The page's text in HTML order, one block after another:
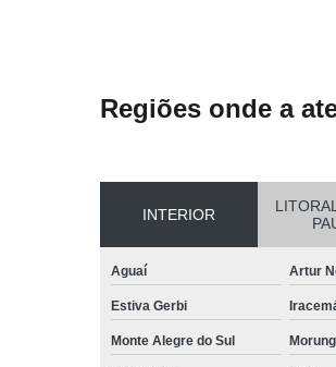
Regiões onde a
INTERIOR
Aguaí Artur
Estiva Gerbi
Monte Alegre do Sul